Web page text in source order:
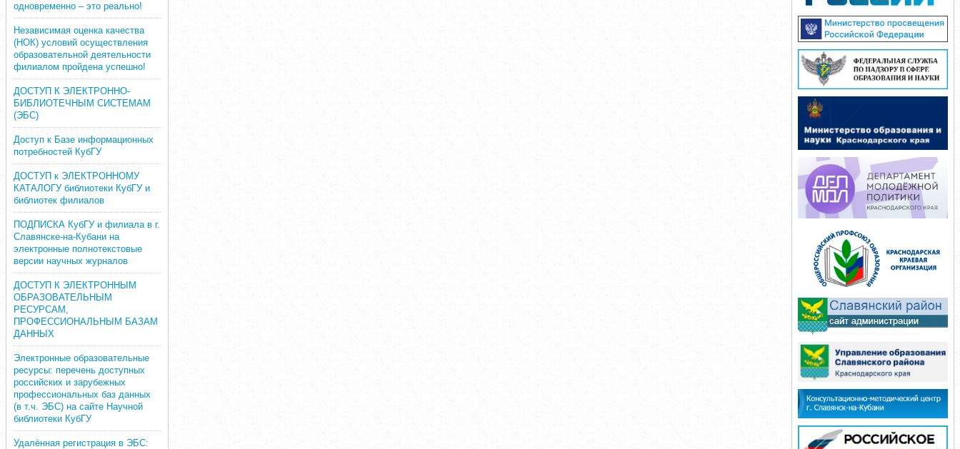
одновременно – это реально!
Независимая оценка качества
(НОК) условий осуществления
образовательной деятельности
филиалом пройдена успешно!
ДОСТУП К ЭЛЕКТРОННО-
БИБЛИОТЕЧНЫМ СИСТЕМАМ
(ЭБС)
Доступ к Базе информационных
потребностей КубГУ
ДОСТУП к ЭЛЕКТРОННОМУ
КАТАЛОГУ библиотеки КубГУ и
библиотек филиалов
ПОДПИСКА КубГУ и филиала в г.
Славянске-на-Кубани на
электронные полнотекстовые
версии научных журналов
ДОСТУП К ЭЛЕКТРОННЫМ
ОБРАЗОВАТЕЛЬНЫМ
РЕСУРСАМ,
ПРОФЕССИОНАЛЬНЫМ БАЗАМ
ДАННЫХ
Электронные образовательные
ресурсы: перечень доступных
российских и зарубежных
профессиональных баз данных
(в т.ч. ЭБС) на сайте Научной
библиотеки КубГУ
Удалённая регистрация в ЭБС: